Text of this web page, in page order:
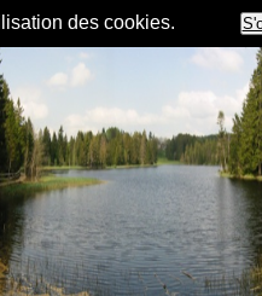
des cookies.